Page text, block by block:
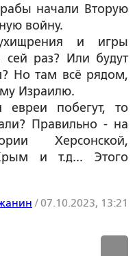
начали Вторую
войну.
и игры
раз? Или будут
Но там всё рядом,
Израилю.
побегут, то
Правильно - на
Херсонской,
и т.д... Этого
/07.10.2023, 13:21